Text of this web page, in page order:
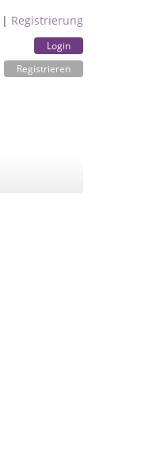
| Registrierung
Login
Registrieren